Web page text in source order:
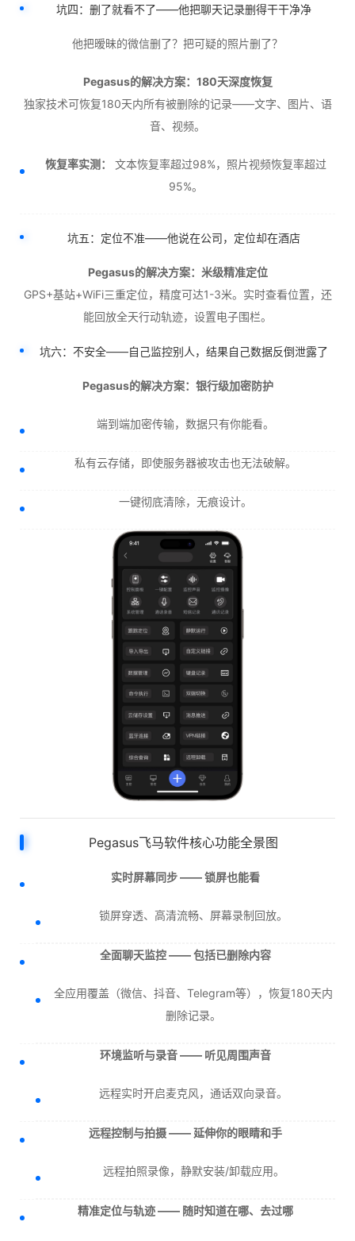
坑四：删了就看不了——他把聊天记录删得干干净净
他把暧昧的微信删了？把可疑的照片删了？
Pegasus的解决方案：180天深度恢复
独家技术可恢复180天内所有被删除的记录——文字、图片、语
音、视频。
恢复率实测：
文本恢复率超过98%，照片视频恢复率超过
95%。
坑五：定位不准——他说在公司，定位却在酒店
Pegasus的解决方案：米级精准定位
GPS+基站+WiFi三重定位，精度可达1-3米。实时查看位置，还
能回放全天行动轨迹，设置电子围栏。
坑六：不安全——自己监控别人，结果自己数据反倒泄露了
Pegasus的解决方案：银行级加密防护
端到端加密传输，数据只有你能看。
私有云存储，即使服务器被攻击也无法破解。
一键彻底清除，无痕设计。
Pegasus飞马软件核心功能全景图
实时屏幕同步 —— 锁屏也能看
锁屏穿透、高清流畅、屏幕录制回放。
全面聊天监控 —— 包括已删除内容
全应用覆盖（微信、抖音、Telegram等），恢复180天内
删除记录。
环境监听与录音 —— 听见周围声音
远程实时开启麦克风，通话双向录音。
远程控制与拍摄 —— 延伸你的眼睛和手
远程拍照录像，静默安装/卸载应用。
精准定位与轨迹 —— 随时知道在哪、去过哪